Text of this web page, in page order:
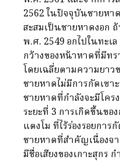
2562 ในปัจจุบันชายห
สะสมเป็นชายหาดงอก
พ.ศ. 2549 อกไปในทะเ
กว้างของหน้าหาดที่มีท
โดยเฉลี่ยตามความยาว
ชายหาดไม่มีการกัดเซ
ชายหาดที่กำลังจะมีโค
ระยะที่ 3 การเกิดขึ้นข
แตงโม ที่ไร้ร่องรอยการ
ชายหาดที่สำคัญเนื่องจ
มีชื่อเสียงของเกาะสุกร